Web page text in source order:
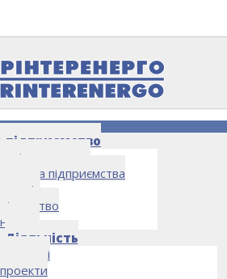
підприємство
підприємство
підприємства
Діяльність